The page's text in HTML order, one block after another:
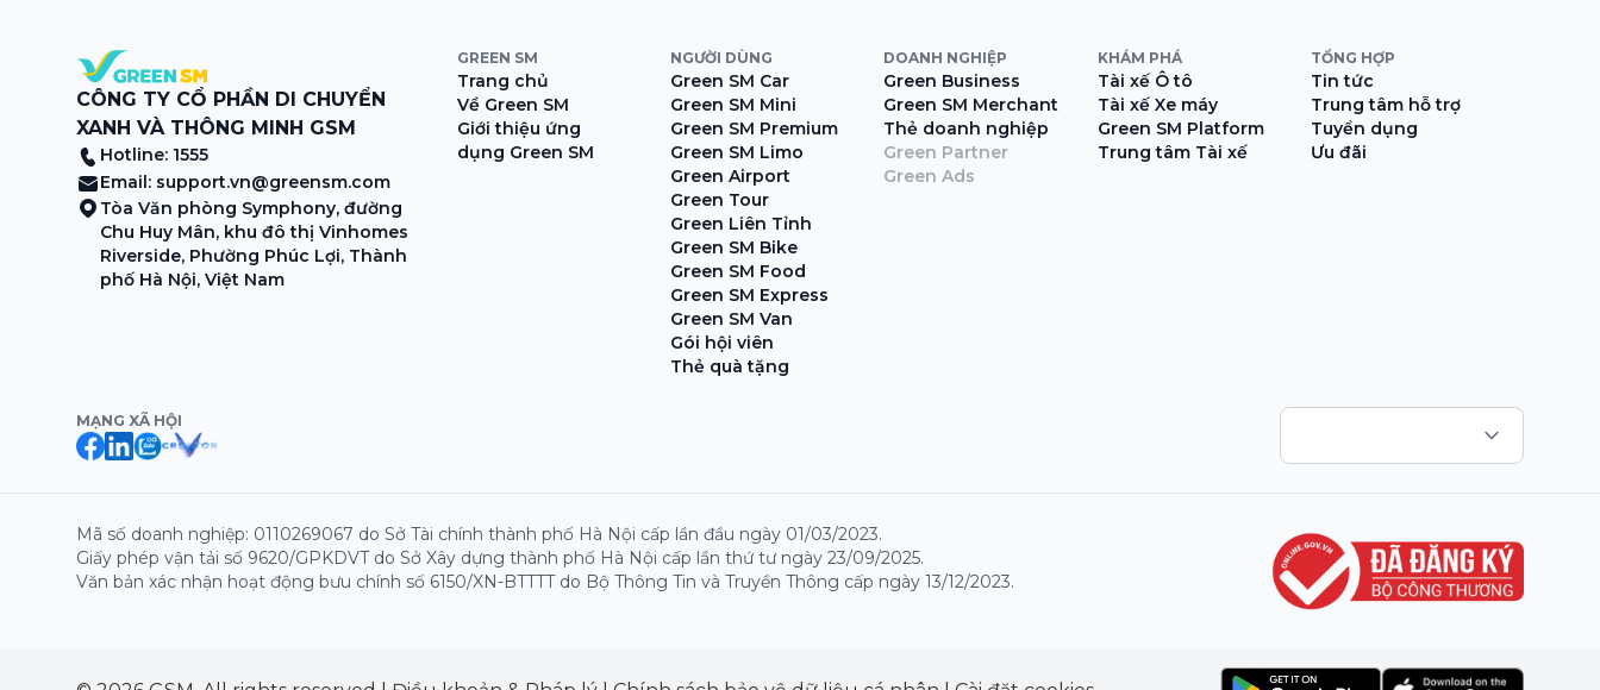
CÔNG TY CỔ PHẦN DI CHUYỂN
XANH VÀ THÔNG MINH GSM
Hotline: 1555
Email: support.vn@greensm.com
Tòa Văn phòng Symphony, đường
Chu Huy Mân, khu đô thị Vinhomes
Riverside, Phường Phúc Lợi, Thành
phố Hà Nội, Việt Nam
GREEN SM
Trang chủ
Về Green SM
Giới thiệu ứng
dụng Green SM
NGƯỜI DÙNG
Green SM Car
Green SM Mini
Green SM Premium
Green SM Limo
Green Airport
Green Tour
Green Liên Tỉnh
Green SM Bike
Green SM Food
Green SM Express
Green SM Van
Gói hội viên
Thẻ quà tặng
DOANH NGHIỆP
Green Business
Green SM Merchant
Thẻ doanh nghiệp
Green Partner
Green Ads
KHÁM PHÁ
Tài xế Ô tô
Tài xế Xe máy
Green SM Platform
Trung tâm Tài xế
TỔNG HỢP
Tin tức
Trung tâm hỗ trợ
Tuyển dụng
Ưu đãi
MẠNG XÃ HỘI
Mã số doanh nghiệp: 0110269067 do Sở Tài chính thành phố Hà Nội cấp lần đầu ngày 01/03/2023.
Giấy phép vận tải số 9620/GPKDVT do Sở Xây dựng thành phố Hà Nội cấp lần thứ tư ngày 23/09/2025.
Văn bản xác nhận hoạt động bưu chính số 6150/XN-BTTTT do Bộ Thông Tin và Truyền Thông cấp ngày 13/12/2023.